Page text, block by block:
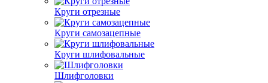
Круги отрезные
Круги самозацепные
Круги шлифовальные
Шлифголовки